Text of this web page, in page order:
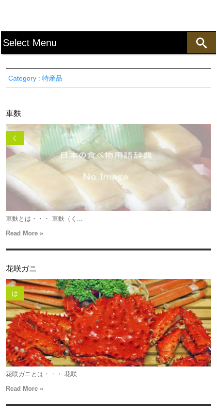
Category : 特産品
車麩
く
車麩とは・・・ 車麩（く...
Read More »
花咲ガニ
は
花咲ガニとは・・・ 花咲...
Read More »